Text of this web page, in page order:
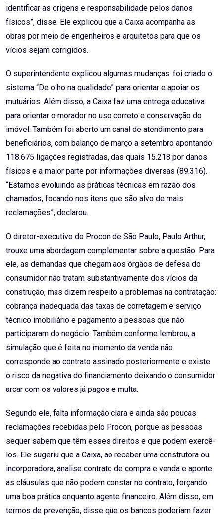
identificar as origens e responsabilidade pelos danos
físicos”, disse. Ele explicou que a Caixa acompanha as
obras por meio de engenheiros e arquitetos para que os
vícios sejam corrigidos.
O superintendente explicou algumas mudanças: foi criado o
sistema “De olho na qualidade” para orientar e apoiar os
mutuários. Além disso, a Caixa faz uma entrega educativa
para orientar o morador no uso correto e conservação do
imóvel. Também foi aberto um canal de atendimento para
beneficiários, com balanço de março a setembro apontando
118.675 ligações registradas, das quais 15.218 por danos
físicos e a maior parte por informações diversas (89.316).
“Estamos evoluindo as práticas técnicas em razão dos
chamados, focando nos itens que são alvo de mais
reclamações”, declarou.
O diretor-executivo do Procon de São Paulo, Paulo Arthur,
trouxe uma abordagem complementar sobre a questão. Para
ele, as demandas que chegam aos órgãos de defesa do
consumidor não tratam substantivamente dos vícios da
construção, mas dizem respeito a problemas na contratação:
cobrança inadequada das taxas de corretagem e serviço
técnico imobiliário e pagamento a pessoas que não
participaram do negócio. Também conforme lembrou, a
simulação que é feita no momento da venda não
corresponde ao contrato assinado posteriormente e existe
o risco da negativa do financiamento deixando o consumidor
arcar com os valores já pagos e multa.
Segundo ele, falta informação clara e ainda são poucas
reclamações recebidas pelo Procon, porque as pessoas
sequer sabem que têm esses direitos e que podem exercê-
los. Ele sugeriu que a Caixa, ao receber uma construtora ou
incorporadora, analise contrato de compra e venda e aponte
as cláusulas que não podem constar no contrato, forçando
uma boa prática enquanto agente financeiro. Além disso, em
termos de prevenção, disse que os bancos poderiam fazer